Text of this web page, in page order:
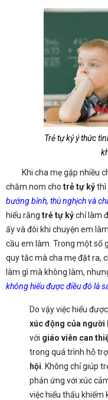
Trẻ tự kỷ ý thức
Khi cha mẹ gặp nhiều
chăm nom cho trẻ tự kỷthì
bướng bỉnh, thù nghịch và
hiểu rằng trẻ tự kỷchỉ làm
ấy và đôi khi chuyện em
cầu em làm. Trong một số
quy tắc mà cha mẹ đặt ra,
làm gì mà không làm,
không hiểu được điều đó là
Do vậy việc hiểu được
xúc động của người
với giáo viên can
trong quá trình hỗ
hội . Không chỉ giúp
phản ứng với xúc
việc hiểu thấu khiếm